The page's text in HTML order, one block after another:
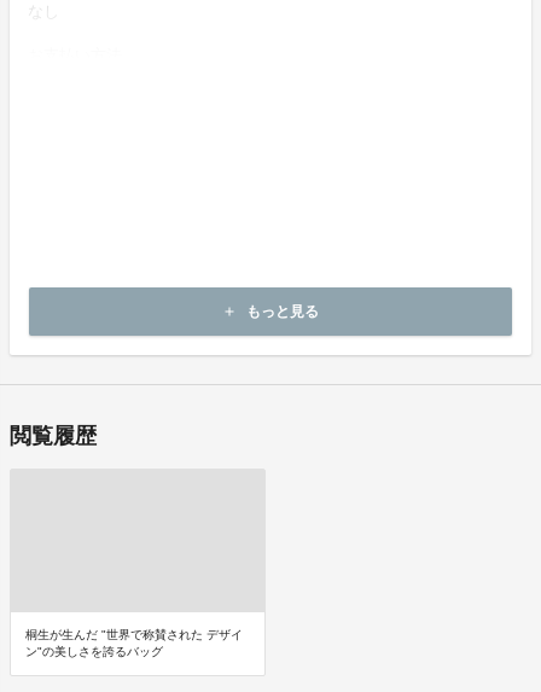
なし
キャンセルはできません。
決済完了後の返金は一切できません。
add もっと見る
閲覧履歴
桐生が生んだ "世界で称賛された デザイ
ン"の美しさを誇るバッグ